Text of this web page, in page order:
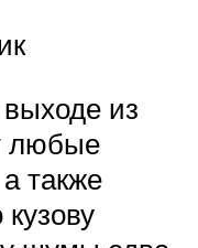
из
любые
также